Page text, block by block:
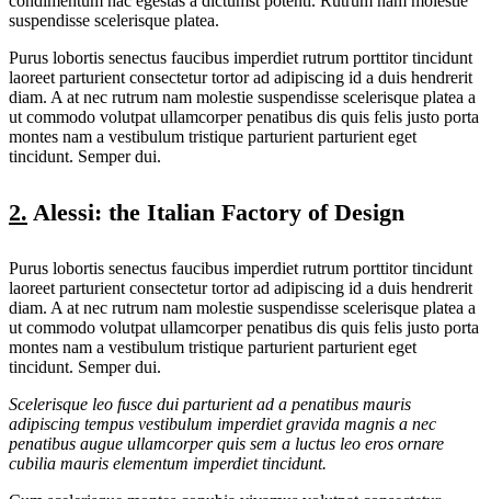
suspendisse scelerisque platea.
Purus lobortis senectus faucibus imperdiet rutrum porttitor tincidunt
laoreet parturient consectetur tortor ad adipiscing id a duis hendrerit
diam. A at nec rutrum nam molestie suspendisse scelerisque platea a
ut commodo volutpat ullamcorper penatibus dis quis felis justo porta
montes nam a vestibulum tristique parturient parturient eget
tincidunt. Semper dui.
2. Alessi: the Italian Factory of Design
Purus lobortis senectus faucibus imperdiet rutrum porttitor tincidunt
laoreet parturient consectetur tortor ad adipiscing id a duis hendrerit
diam. A at nec rutrum nam molestie suspendisse scelerisque platea a
ut commodo volutpat ullamcorper penatibus dis quis felis justo porta
montes nam a vestibulum tristique parturient parturient eget
tincidunt. Semper dui.
Scelerisque leo fusce dui parturient ad a penatibus mauris
adipiscing tempus vestibulum imperdiet gravida magnis a nec
penatibus augue ullamcorper quis sem a luctus leo eros ornare
cubilia mauris elementum imperdiet tincidunt.